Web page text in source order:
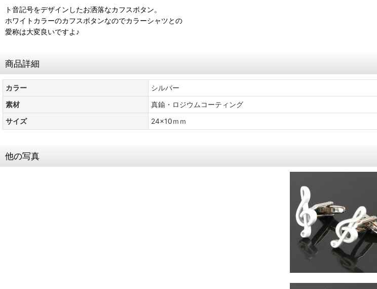
ト音記号をデザインしたお洒落なカフスボタン。
ホワイトカラーのカフスボタンなのでカラーシャツとの
愛称は大変良いですよ♪
商品詳細
カラー
シルバー
素材
真鍮・ロジウムコーティング
サイズ
24x10ｍｍ
他の写真